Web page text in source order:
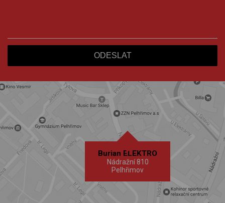
Burian ELEKTRO
Nádražní 810
Pelhřimov